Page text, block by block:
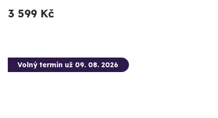
3 599 Kč
Volný termín už 09. 08. 2026